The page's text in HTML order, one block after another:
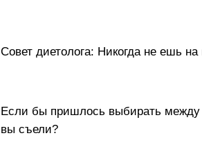
Совет диетолога: Никогда не ешь
Если бы пришлось выбирать между
вы съели?